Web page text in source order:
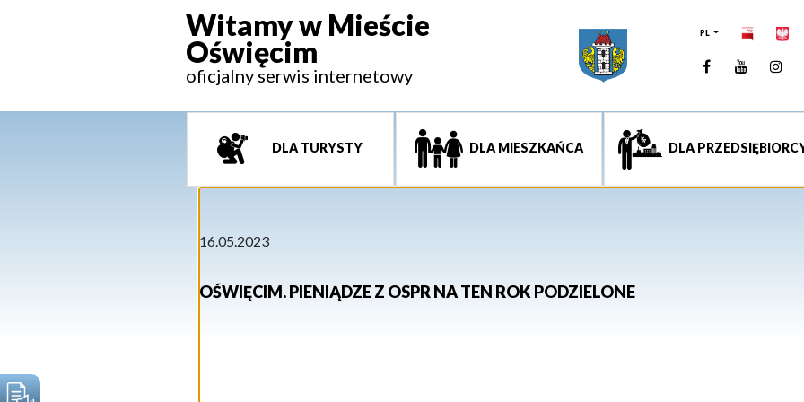
Witamy w Mieście
Oświęcim
oficjalny serwis internetowy
PL
Facebook
DLA TURYSTY DLA MIESZKAŃCA DLA
16.05.2023
OŚWIĘCIM. PIENIĄDZE Z OSPR NA TEN ROK PODZIELONE